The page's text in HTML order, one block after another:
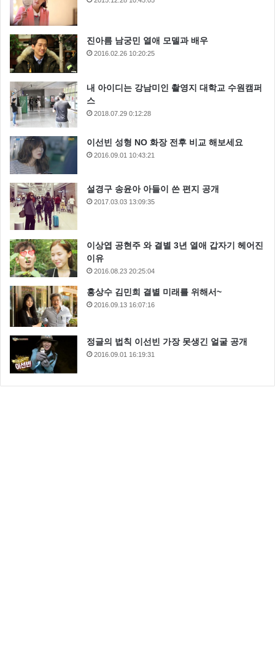
진아름 남궁민 열애 모델과 배우
2016.02.26 10:20:25
내 아이디는 강남미인 촬영지 대학교 수원캠퍼
스
2018.07.29 0:12:28
이선빈 성형 NO 화장 전후 비교 해보세요
2016.09.01 10:43:21
설경구 송윤아 아들이 쓴 편지 공개
2017.03.03 13:09:35
이상엽 공현주 와 결별 3년 열애 갑자기 헤어진
이유
2016.08.23 20:25:04
홍상수 김민희 결별 미래를 위해서~
2016.09.13 16:07:16
정글의 법칙 이선빈 가장 못생긴 얼굴 공개
2016.09.01 16:19:31